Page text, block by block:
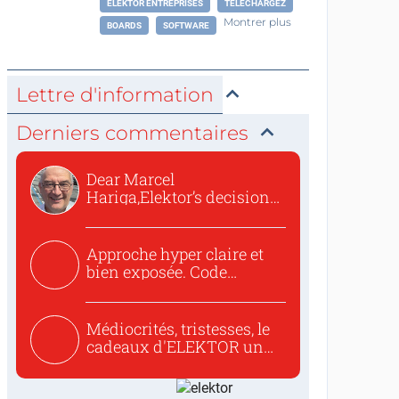
ELEKTOR ENTREPRISES TÉLÉCHARGEZ
BOARDS SOFTWARE Montrer plus
Lettre d'information
Derniers commentaires
Dear Marcel
Hariga,Elektor’s decision
Approche hyper claire et
bien exposée. Code
Médiocrités, tristesses, le
cadeaux d'ELEKTOR un